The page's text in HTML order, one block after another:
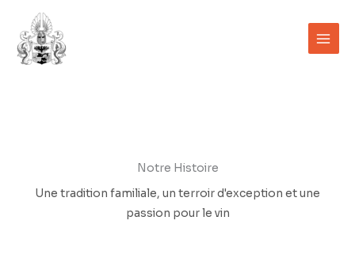
contenu
Notre Histoire
Une tradition familiale, un terroir d'exception et une
passion pour le vin